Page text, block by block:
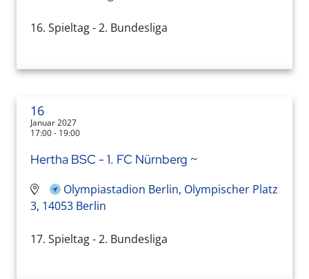
16. Spieltag - 2. Bundesliga
16
Januar 2027
17:00 - 19:00
Hertha BSC - 1. FC Nürnberg ~
Olympiastadion Berlin, Olympischer Platz
3, 14053 Berlin
17. Spieltag - 2. Bundesliga